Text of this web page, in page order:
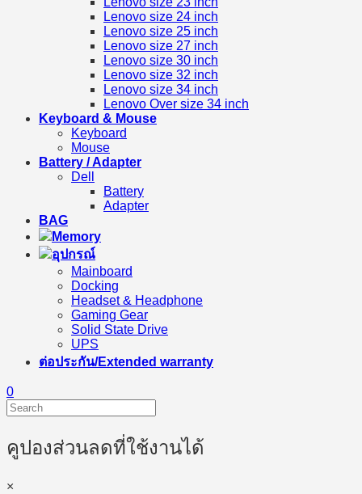
Lenovo size 24 inch
Lenovo size 25 inch
Lenovo size 27 inch
Lenovo size 30 inch
Lenovo size 32 inch
Lenovo size 34 inch
Lenovo Over size 34 inch
Keyboard & Mouse
Keyboard
Mouse
Battery / Adapter
Dell
Battery
Adapter
BAG
Memory
อุปกรณ์
Mainboard
Docking
Headset & Headphone
Gaming Gear
Solid State Drive
UPS
ต่อประกัน/Extended warranty
0
คูปองส่วนลดที่ใช้งานได้
×